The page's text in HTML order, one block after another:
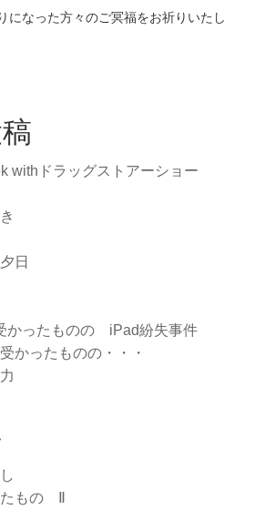
になった方々のご冥福をお祈りいたし
withドラッグストアーショー
日
かったものの iPad紛失事件
かったものの・・・
もの Ⅱ